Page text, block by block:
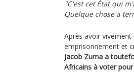
"C'est cet État qui
Quelque chose a
Après avoir
emprisonnement et
Jacob Zuma a
Africains à voter